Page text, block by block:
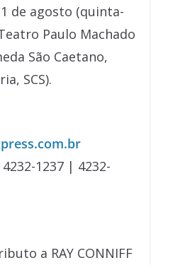
de agosto (quinta-
Paulo Machado
São Caetano,
SCS).
4232-1237 | 4232-
a RAY CONNIFF